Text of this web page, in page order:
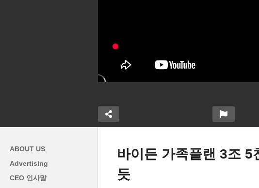
ABOUT US
Advertising
CEO 인사말
바이든 가족플랜 3조 5
듯